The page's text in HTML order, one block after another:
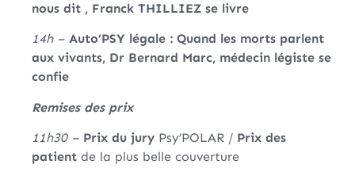
nous dit , Franck THILLIEZ se livre
14h – Auto’PSY légale : Quand les morts parlent
aux vivants, Dr Bernard Marc, médecin légiste se
confie
Remises des prix
11h30 – Prix du jury Psy’POLAR / Prix des
patient de la plus belle couverture